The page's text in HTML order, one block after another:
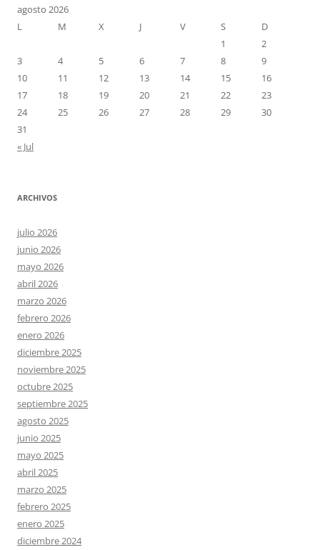
agosto 2026
L
M X J V S
D
1
2
3
4 5 6 7 8
9
10
11 12 13 14 15
16
17
18 19 20 21 22
23
24
25 26 27 28 29
30
31
« Jul
ARCHIVOS
julio 2026
junio 2026
mayo 2026
abril 2026
marzo 2026
febrero 2026
enero 2026
diciembre 2025
noviembre 2025
octubre 2025
septiembre 2025
agosto 2025
junio 2025
mayo 2025
abril 2025
marzo 2025
febrero 2025
enero 2025
diciembre 2024